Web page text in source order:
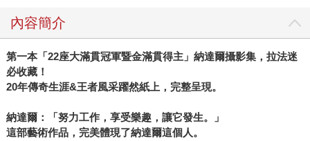
內容簡介
第一本「22座大滿貫冠軍暨金滿貫得主」納達爾攝影集，拉法迷
必收藏！
20年傳奇生涯&王者風采躍然紙上，完整呈現。
納達爾：「努力工作，享受樂趣，讓它發生。」
這部藝術作品，完美體現了納達爾這個人。